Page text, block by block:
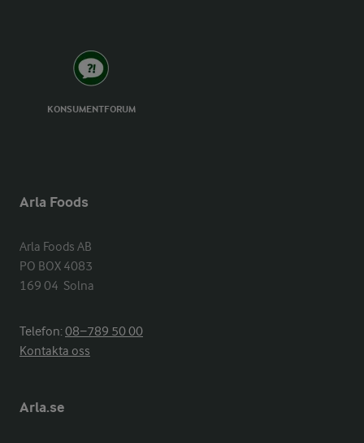
KONSUMENTFORUM
Arla Foods
Arla Foods AB
PO BOX 4083
169 04  Solna
Telefon:08−789 50 00
Kontakta oss
Arla.se